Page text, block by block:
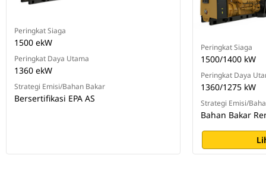
Peringkat Siaga
1500 ekW
Peringkat Daya Utama
1360 ekW
Strategi Emisi/Bahan Bakar
Bersertifikasi EPA AS
Peringkat Siaga
1500/1400 kW
Peringkat Daya
1360/1275 kW
Strategi Emisi/
Bahan Bakar